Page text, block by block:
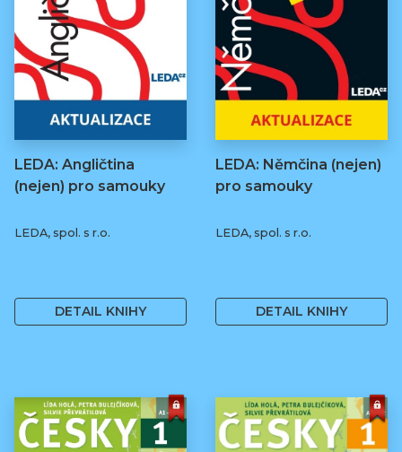
LEDA: Angličtina
(nejen) pro samouky
LEDA, spol. s r.o.
DETAIL KNIHY
LEDA: Němčina (nejen)
pro samouky
LEDA, spol. s r.o.
DETAIL KNIHY